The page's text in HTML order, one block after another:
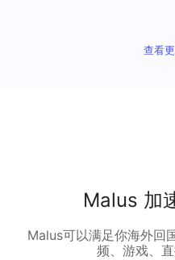
查看
Malus 加
Malus可以满足你海外回
频、游戏、